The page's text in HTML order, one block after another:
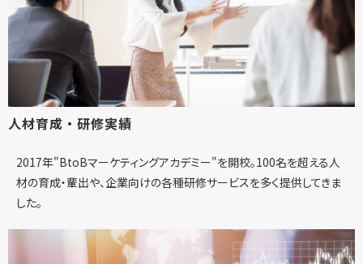
人材育成・研修実績
2017年"BtoBマーケティングアカデミー"を開校。100名を超える人
材の育成・輩出や、企業向けの各種研修サービスを多く提供してきま
した。